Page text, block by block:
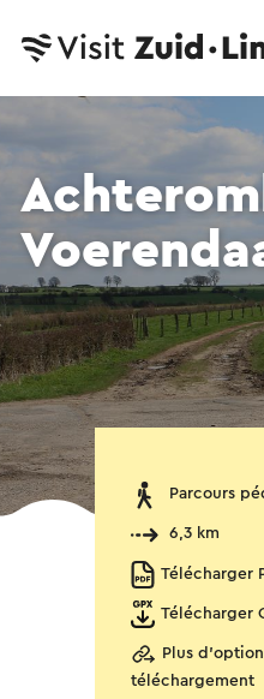
Parcours
6,3 km
Télécharger
Télécharger
Plus
téléchargement